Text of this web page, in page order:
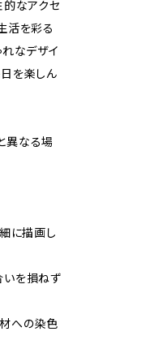
的なアクセ
活を彩る
れなデザイ
を楽しん
異なる場
に描画し
いを損ねず
への染色